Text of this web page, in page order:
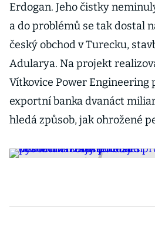
Erdogan. Jeho čistky
a do problémů se tak dostal
český obchod v Turecku,
Adularya. Na projekt
Vítkovice Power Engineering
exportní banka dvanáct
hledá způsob, jak ohrožené